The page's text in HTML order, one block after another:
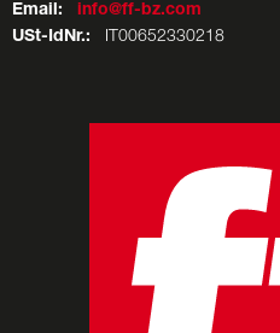
Email:
info@ff-bz.com
USt-IdNr.: IT00652330218